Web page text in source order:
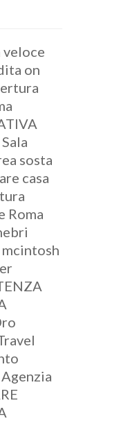
on
sosta
casa
Roma
Agenzia